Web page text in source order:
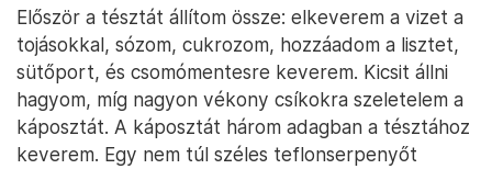
Először a tésztát állítom össze: elkeverem a vizet a
tojásokkal, sózom, cukrozom, hozzáadom a lisztet,
sütőport, és csomómentesre keverem. Kicsit állni
hagyom, míg nagyon vékony csíkokra szeletelem a
káposztát. A káposztát három adagban a tésztához
keverem. Egy nem túl széles teflonserpenyőt